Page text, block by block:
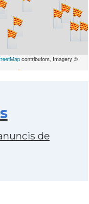
contributors, Imagery ©
de